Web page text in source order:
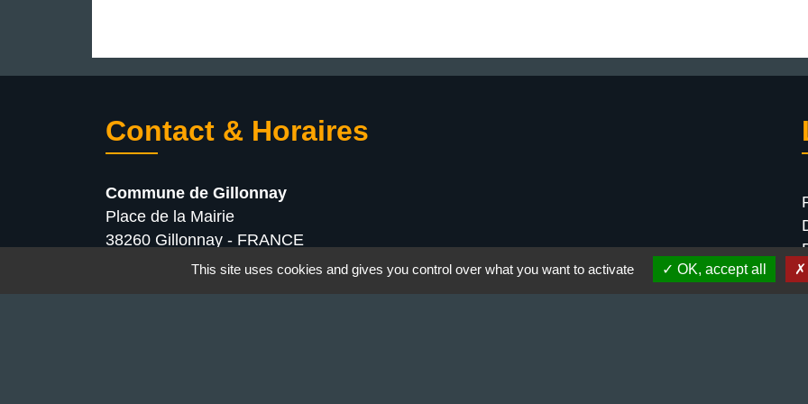
Contact & Horaires
Commune de Gillonnay
Place de la Mairie
38260 Gillonnay - FRANCE
+33 4 74 20 53 44This site uses cookies and gives you control over what you want to activate OK, accept all